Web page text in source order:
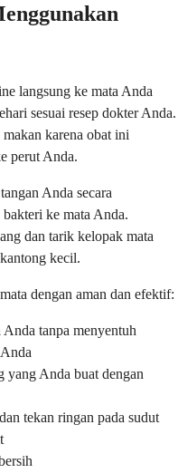
langsung ke mata Anda
sesuai resep dokter Anda.
karena obat ini
perut Anda.
Anda secara
ke mata Anda.
dan tarik kelopak mata
kecil.
dengan aman dan efektif:
Anda tanpa menyentuh
yang Anda buat dengan
tekan ringan pada sudut